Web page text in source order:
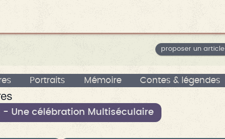
proposer un article
Portraits Mémoire Contes & légendes
- Une célébration Multiséculaire